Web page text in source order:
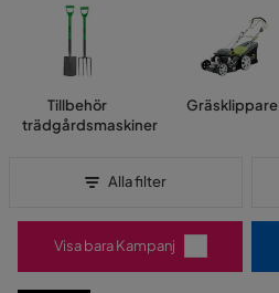
Tillbehör
trädgårdsmaskiner
Gräsklippare
Alla filter
Visa bara Kampanj